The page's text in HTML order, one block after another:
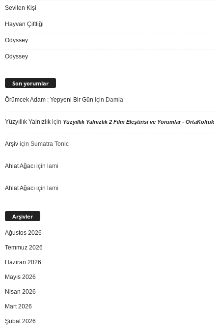
Sevilen Kişi
Hayvan Çiftliği
Odyssey
Odyssey
Son yorumlar
Örümcek Adam : Yepyeni Bir Gün için Damla
Yüzyıllık Yalnızlık için Yüzyıllık Yalnızlık 2 Film Eleştirisi ve Yorumlar - OrtaKoltuk
Arşiv için Sumatra Tonic
Ahlat Ağacı için lami
Ahlat Ağacı için lami
Arşivler
Ağustos 2026
Temmuz 2026
Haziran 2026
Mayıs 2026
Nisan 2026
Mart 2026
Şubat 2026